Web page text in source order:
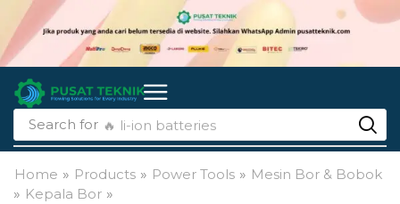
Search for 🔥 li-ion batteries
Home » Products » Power Tools » Mesin Bor & Bobok
» Kepala Bor »